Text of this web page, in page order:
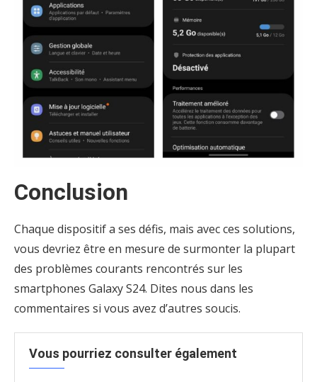
Conclusion
Chaque dispositif a ses défis, mais avec ces solutions,
vous devriez être en mesure de surmonter la plupart
des problèmes courants rencontrés sur les
smartphones Galaxy S24. Dites nous dans les
commentaires si vous avez d’autres soucis.
Vous pourriez consulter également